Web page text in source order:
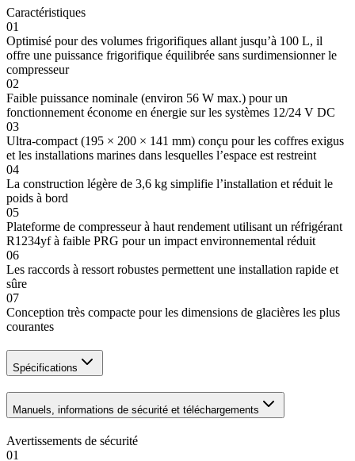
Caractéristiques
01
Optimisé pour des volumes frigorifiques allant jusqu’à 100 L, il
offre une puissance frigorifique équilibrée sans surdimensionner le
compresseur
02
Faible puissance nominale (environ 56 W max.) pour un
fonctionnement économe en énergie sur les systèmes 12/24 V DC
03
Ultra-compact (195 × 200 × 141 mm) conçu pour les coffres exigus
et les installations marines dans lesquelles l’espace est restreint
04
La construction légère de 3,6 kg simplifie l’installation et réduit le
poids à bord
05
Plateforme de compresseur à haut rendement utilisant un réfrigérant
R1234yf à faible PRG pour un impact environnemental réduit
06
Les raccords à ressort robustes permettent une installation rapide et
sûre
07
Conception très compacte pour les dimensions de glacières les plus
courantes
Spécifications
Manuels, informations de sécurité et téléchargements
Avertissements de sécurité
01